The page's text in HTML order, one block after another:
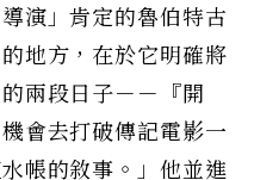
演」肯定的魯伯特古
地方，在於它明確將
兩段日子－－『開
會去打破傳記電影一
帳的敘事。」他並進